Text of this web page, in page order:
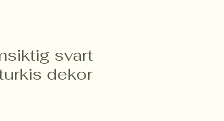
svart
dekor